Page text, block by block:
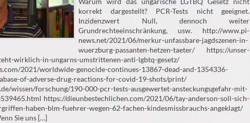
korrekt dargestellt? PCR-Tests nicht geeignet.
Inzidenzwert Null, dennoch weiter
Grundrechteeinschränkung, usw. http://www.pi-
news.net/2021/06/merkur-unfassbare-jagdszenen-in-
wuerzburg-passanten-hetzen-taeter/ https://unser-
wirklich-in-ungarns-umstrittenen-anti-lgbtq-gesetz/
2021/worldwide-genocide-continues-13867-dead-and-1354336-
of-adverse-drug-reactions-for-covid-19-shots/print/
wissen/forschung/190-000-pcr-tests-ausgewertet-ansteckungsgefahr-mit-
https://dieunbestechlichen.com/2021/06/tay-anderson-soll-sich-
haben-blm-fuehrer-wegen-62-fachen-kindesmissbrauchs-angeklagt/
Sie uns […]